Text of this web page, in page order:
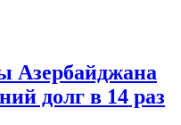
Азербайджана
долг в 14 раз